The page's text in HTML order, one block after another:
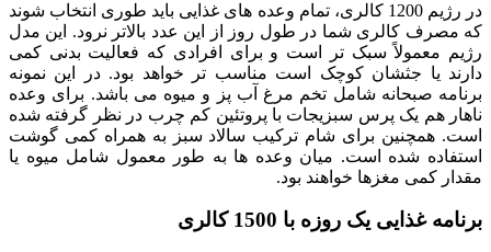
در رژیم 1200 کالری، تمام وعده های غذایی باید طوری انتخاب شوند
که مصرف کالری شما در طول روز از این عدد بالاتر نرود. این مدل
رژیم معمولاً سبک تر است و برای افرادی که فعالیت بدنی کمی
دارند یا جثشان کوچک است مناسب تر خواهد بود. در این نمونه
برنامه صبحانه شامل تخم مرغ آب پز و میوه می باشد. برای وعده
ناهار هم یک پرس سبزیجات با پروتئین کم چرب در نظر گرفته شده
است. همچنین برای شام ترکیب سالاد سبز به همراه کمی گوشت
استفاده شده است. میان وعده ها به طور معمول شامل میوه یا
مقدار کمی مغزها خواهند بود.
برنامه غذایی یک روزه با 1500 کالری